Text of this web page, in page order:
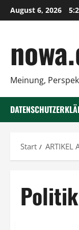
Zum
Inhalt
August 6, 2026
Meinung,
Start ARTIKEL